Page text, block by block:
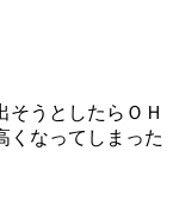
そうとしたらＯＨ
くなってしまった